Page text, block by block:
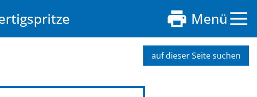
Menü
auf dieser Seite suchen